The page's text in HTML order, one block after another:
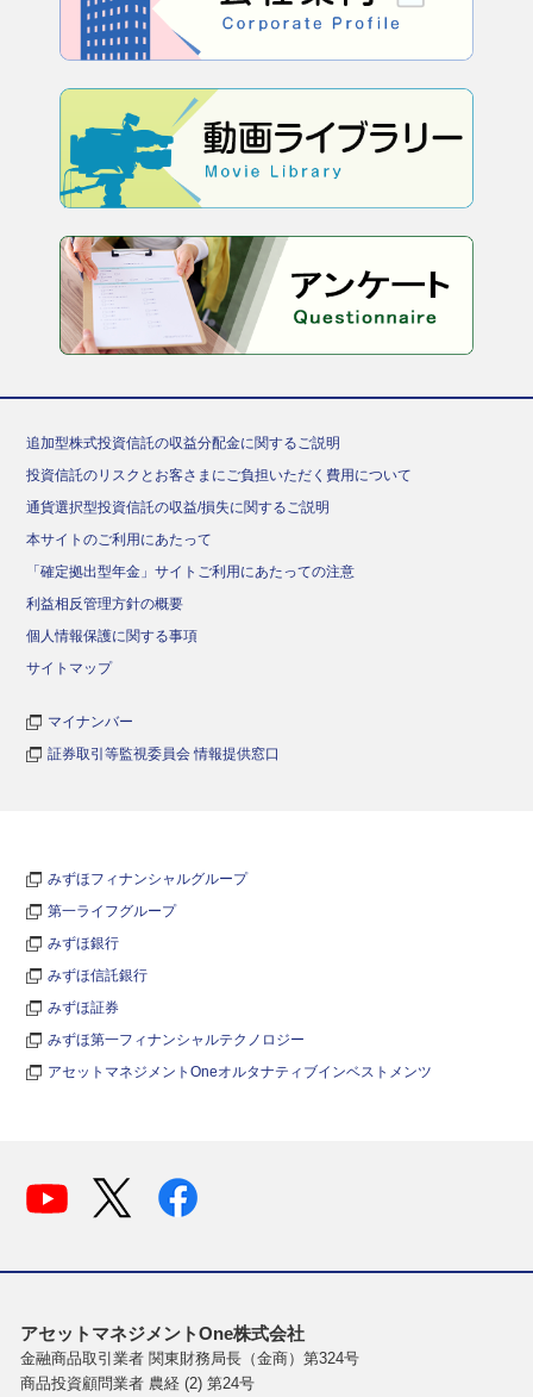
追加型株式投資信託の収益分配金に関するご説明
投資信託のリスクとお客さまにご負担いただく費用について
通貨選択型投資信託の収益/損失に関するご説明
本サイトのご利用にあたって
「確定拠出型年金」サイトご利用にあたっての注意
利益相反管理方針の概要
個人情報保護に関する事項
サイトマップ
マイナンバー
証券取引等監視委員会 情報提供窓口
みずほフィナンシャルグループ
第一ライフグループ
みずほ銀行
みずほ信託銀行
みずほ証券
みずほ第一フィナンシャルテクノロジー
アセットマネジメントOneオルタナティブインベストメンツ
アセットマネジメントOne株式会社
金融商品取引業者 関東財務局長（金商）第324号
商品投資顧問業者 農経 (2) 第24号